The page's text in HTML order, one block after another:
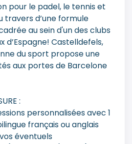
pour le padel, le tennis et
travers d’une formule
au sein d'un des clubs
d’Espagne! Castelldefels,
du sport propose une
aux portes de Barcelone
:
personnalisées avec 1
français ou anglais
éventuels